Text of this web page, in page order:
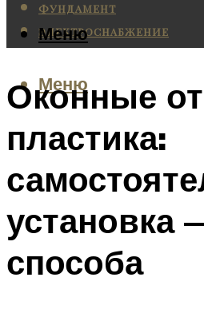
ФУНДАМЕНТ
ЭЛЕКТРОСНАБЖЕНИЕ
Меню
Меню
Оконные
пластика:
установка
способа